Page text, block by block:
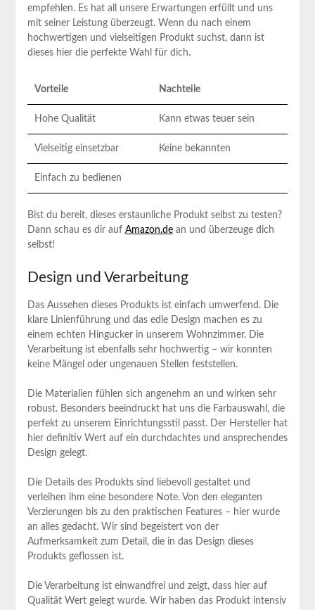
empfehlen. Es hat all unsere Erwartungen erfüllt und uns
mit seiner Leistung überzeugt. Wenn du nach einem
hochwertigen und vielseitigen Produkt suchst, dann ist
dieses⁤ hier die perfekte Wahl für​ dich.
Vorteile Nachteile
Hohe ​Qualität Kann etwas teuer sein
Vielseitig einsetzbar Keine bekannten
Einfach ⁢zu bedienen
Bist du bereit, dieses erstaunliche Produkt selbst zu testen?
Dann schau es⁣ dir auf Amazon.dean⁣ und‍ überzeuge dich
selbst!
Design und Verarbeitung
Das Aussehen‌ dieses Produkts ​ist einfach ⁤umwerfend. Die
klare Linienführung und das edle​ Design machen es ‍zu
einem echten Hingucker in⁢ unserem Wohnzimmer. Die
Verarbeitung ⁢ist ebenfalls sehr hochwertig – wir konnten
keine Mängel oder ungenauen Stellen feststellen.
Die Materialien fühlen sich angenehm an und wirken sehr
robust. Besonders ⁣beeindruckt hat uns die Farbauswahl, die
perfekt zu unserem Einrichtungsstil passt. Der Hersteller hat
hier definitiv Wert auf ein durchdachtes und‌ ansprechendes
Design ‍gelegt.
Die Details des Produkts sind‍ liebevoll gestaltet und
verleihen ihm eine besondere Note. Von⁢ den eleganten
Verzierungen bis zu den praktischen Features – hier wurde
an alles gedacht. Wir sind begeistert von der
Aufmerksamkeit zum Detail, die in das Design dieses
Produkts geflossen ist.
Die Verarbeitung ist ‍einwandfrei und zeigt, dass hier auf
Qualität Wert gelegt wurde. ⁤Wir haben das​ Produkt intensiv